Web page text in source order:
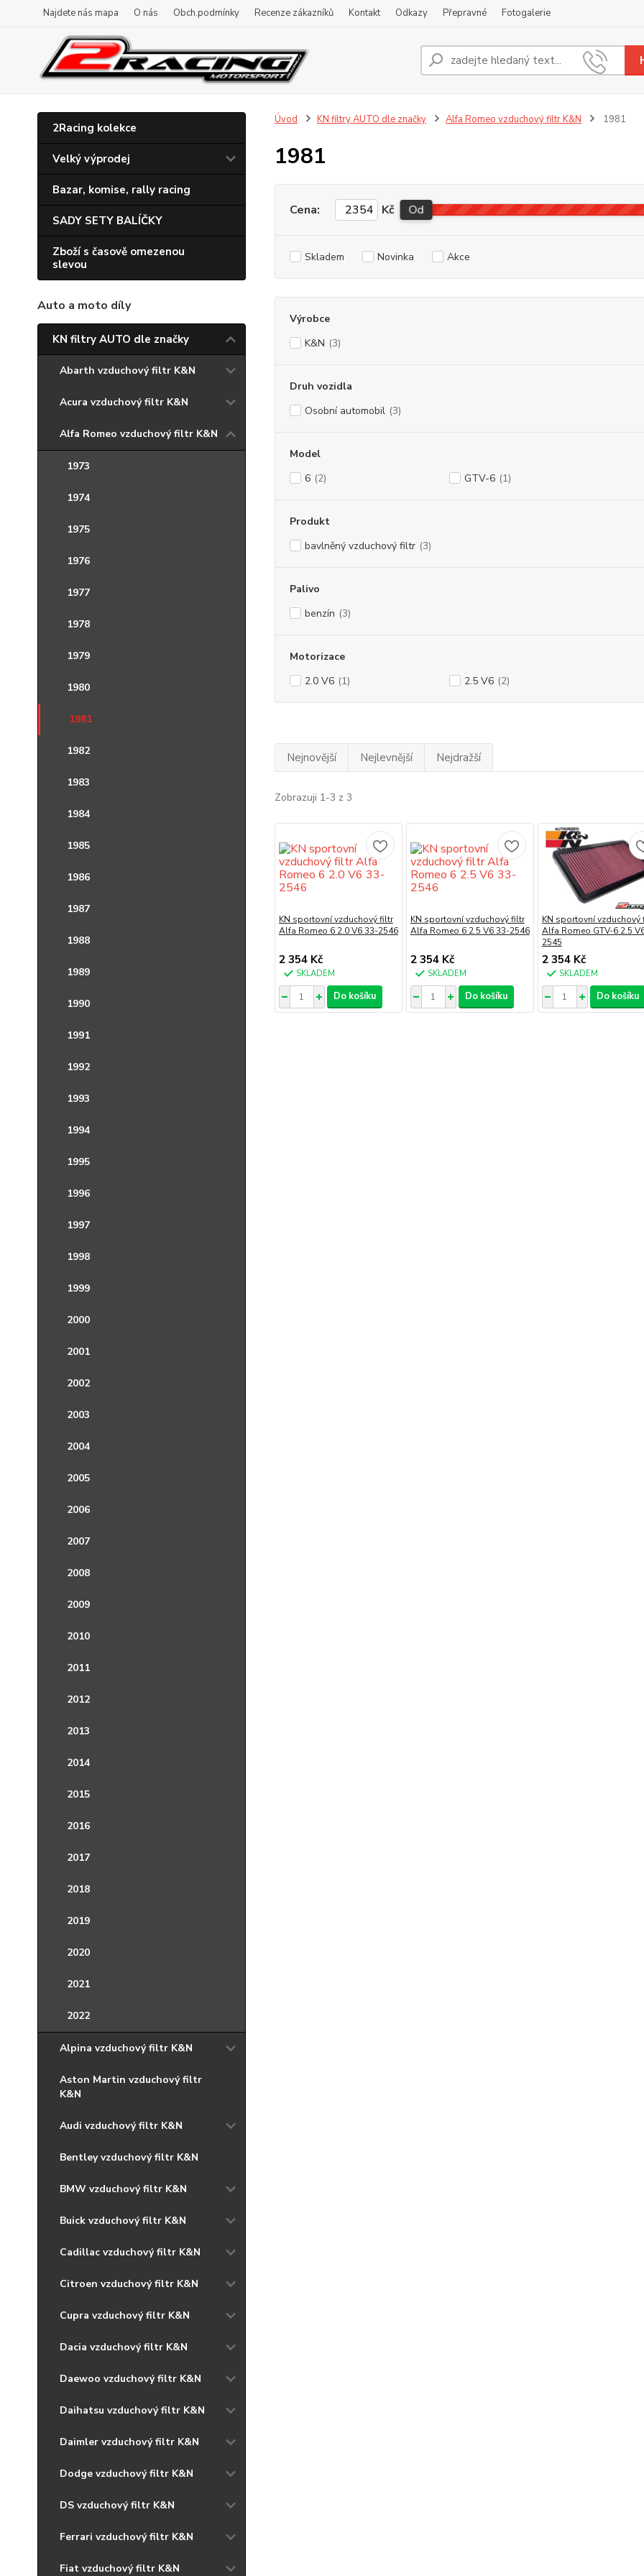
Najdete nás mapa O nás Obch.podmínky Recenze zákazníků Kontakt Odkazy Přepravné Fotogalerie
2Racing kolekce
Velký výprodej
Bazar, komise, rally racing
SADY SETY BALÍČKY
Zboží s časově omezenou
slevou
Auto a moto díly
KN filtry AUTO dle značky
Abarth vzduchový filtr K&N
Acura vzduchový filtr K&N
Alfa Romeo vzduchový filtr K&N
1973
1974
1975
1976
1977
1978
1979
1980
1981
1982
1983
1984
1985
1986
1987
1988
1989
1990
1991
1992
1993
1994
1995
1996
1997
1998
1999
2000
2001
2002
2003
2004
2005
2006
2007
2008
2009
2010
2011
2012
2013
2014
2015
2016
2017
2018
2019
2020
2021
2022
Alpina vzduchový filtr K&N
Aston Martin vzduchový filtr
K&N
Audi vzduchový filtr K&N
Bentley vzduchový filtr K&N
BMW vzduchový filtr K&N
Buick vzduchový filtr K&N
Cadillac vzduchový filtr K&N
Citroen vzduchový filtr K&N
Cupra vzduchový filtr K&N
Dacia vzduchový filtr K&N
Daewoo vzduchový filtr K&N
Daihatsu vzduchový filtr K&N
Daimler vzduchový filtr K&N
Dodge vzduchový filtr K&N
DS vzduchový filtr K&N
Ferrari vzduchový filtr K&N
Fiat vzduchový filtr K&N
Úvod KN filtry AUTO dle značky Alfa Romeo vzduchový filtr K&N 1981
1981
Cena: Kč Od
Skladem Novinka Akce
Výrobce
K&N (3)
Druh vozidla
Osobní automobil (3)
Model
6 (2) GTV-6 (1)
Produkt
bavlněný vzduchový filtr (3)
Palivo
benzín (3)
Motorizace
2.0 V6 (1) 2.5 V6 (2)
Nejnovější Nejlevnější Nejdražší
Zobrazuji 1-3 z 3
KN sportovní vzduchový filtr
Alfa Romeo 6 2.0 V6 33-2546
2 354 Kč
SKLADEM
Do košíku
KN sportovní vzduchový filtr
Alfa Romeo 6 2.5 V6 33-2546
2 354 Kč
SKLADEM
Do košíku
KN sportovní vzduchový
Alfa Romeo GTV-6 2.5
2545
2 354 Kč
SKLADEM
Do košíku